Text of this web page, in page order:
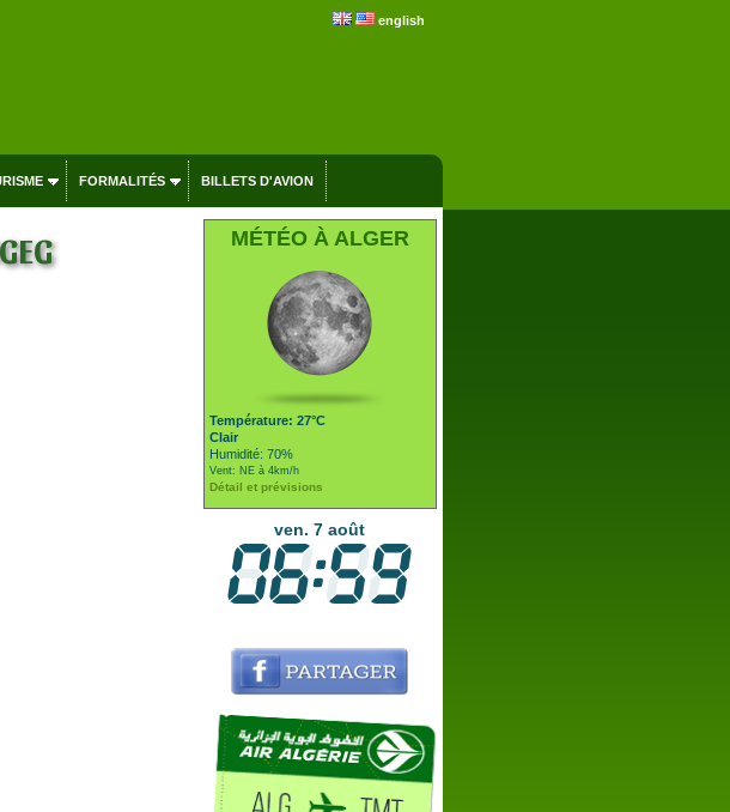
english
FORMALITÉS BILLETS D'AVION
MÉTÉO À ALGER
Température: 27°C
Clair
Humidité: 70%
Vent: NE à 4km/h
Détail et prévisions
ven. 7 août